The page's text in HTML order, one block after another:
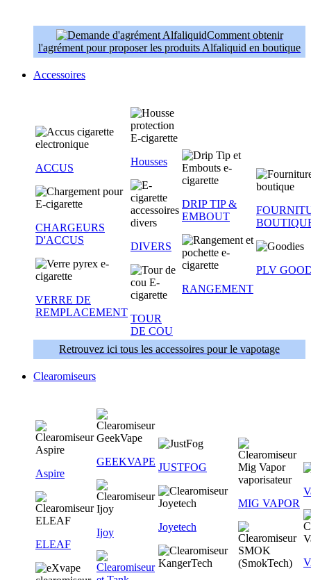
Comment obtenir
l'agrément pour proposer les produits Alfaliquid en boutique
Accessoires
ACCUS
CHARGEURS
D'ACCUS
VERRE DE
REMPLACEMENT
Housses
DIVERS
TOUR
DE COU
DRIP TIP &
EMBOUT
RANGEMENT
PLV
Retrouvez ici tous les accessoires pour le vapotage
Clearomiseurs
Aspire
ELEAF
GEEKVAPE
Ijoy
JUSTFOG
Joyetech
MIG VAPOR